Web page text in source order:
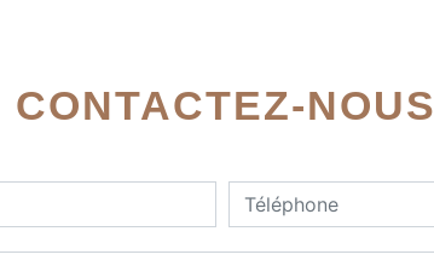
CONTACTEZ-NOUS